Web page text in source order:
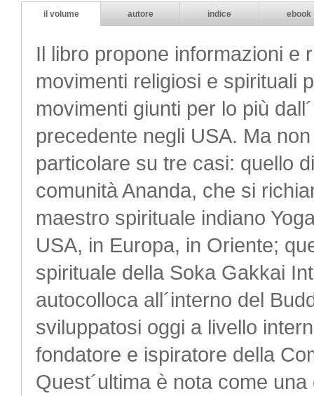
il volume autore indice ebook
Il libro propone informazioni e
movimenti religiosi e spirituali
movimenti giunti per lo più
precedente negli USA. Ma
particolare su tre casi: quello
comunità Ananda, che si
maestro spirituale indiano
USA, in Europa, in Oriente;
spirituale della Soka Gakkai
autocolloca all´interno del
sviluppatosi oggi a livello
fondatore e ispiratore della
Quest´ultima è nota come